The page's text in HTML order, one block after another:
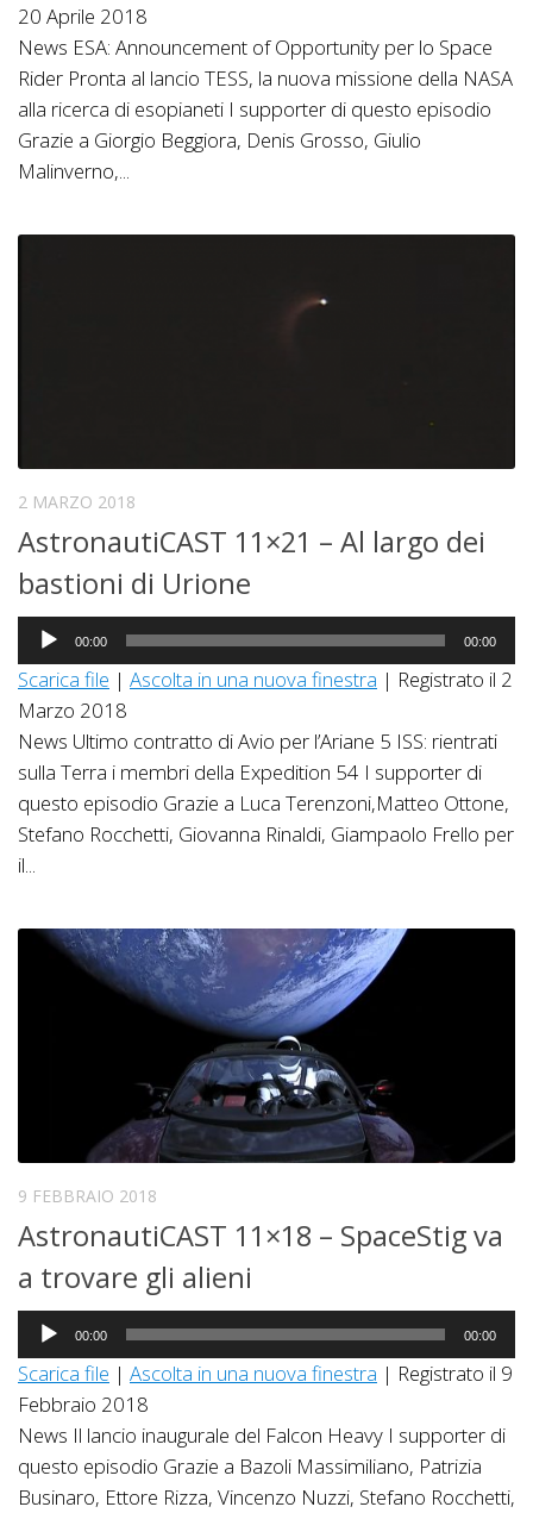
20 Aprile 2018
News ESA: Announcement of Opportunity per lo Space
Rider Pronta al lancio TESS, la nuova missione della NASA
alla ricerca di esopianeti I supporter di questo episodio
Grazie a Giorgio Beggiora, Denis Grosso, Giulio
Malinverno,...
2 MARZO 2018
AstronautiCAST 11×21 – Al largo dei
bastioni di Urione
Audio
Player
00:00 00:00
Scarica file | Ascolta in una nuova finestra | Registrato il 2
Marzo 2018
News Ultimo contratto di Avio per l’Ariane 5 ISS: rientrati
sulla Terra i membri della Expedition 54 I supporter di
questo episodio Grazie a Luca Terenzoni,Matteo Ottone,
Stefano Rocchetti, Giovanna Rinaldi, Giampaolo Frello per
il...
9 FEBBRAIO 2018
AstronautiCAST 11×18 – SpaceStig va
a trovare gli alieni
Audio
Player
00:00 00:00
Scarica file | Ascolta in una nuova finestra | Registrato il 9
Febbraio 2018
News Il lancio inaugurale del Falcon Heavy I supporter di
questo episodio Grazie a Bazoli Massimiliano, Patrizia
Businaro, Ettore Rizza, Vincenzo Nuzzi, Stefano Rocchetti,